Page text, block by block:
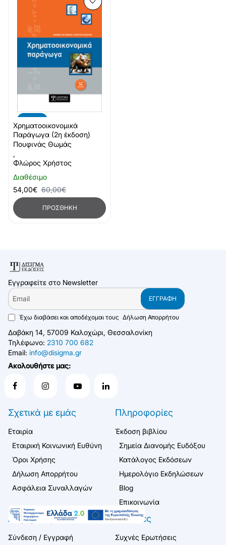
Διαθέσιμο
Χρηματοοικονομικά
Παράγωγα (2η έκδοση)
Πουφινάς Θωμάς
,
Φλώρος Χρήστος
54,00€ 60,00€
ΠΡΟΣΘΉΚΗ
Εγγραφείτε στο Newsletter
Email
ΕΓΓΡΑΦΉ
Έχω διαβάσει και αποδέχομαι τους Δήλωση Απορρήτου
Δαβάκη 14, 57009 Καλοχώρι, Θεσσαλονίκη
Τηλέφωνο: 2310 700 682
Email: info@disigma.gr
Ακολουθήστε μας:
Σχετικά με εμάς
Εταιρία
Εταιρική Κοινωνική Ευθύνη
Όροι Χρήσης
Δήλωση Απορρήτου
Ασφάλεια Συναλλαγών
Πληροφορίες
Έκδοση βιβλίου
Σημεία Διανομής Ευδόξου
Κατάλογος Εκδόσεων
Ημερολόγιο Εκδηλώσεων
Blog
Επικοινωνία
Λογαριασμός
Σύνδεση / Εγγραφή
Πελάτες
Συχνές Ερωτήσεις